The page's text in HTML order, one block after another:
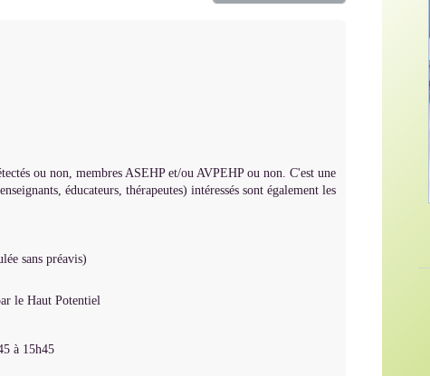
ou non, membres ASEHP et/ou AVPEHP ou non. C'est une
éducateurs, thérapeutes) intéressés sont également les
sans préavis)
le Haut Potentiel
à 15h45